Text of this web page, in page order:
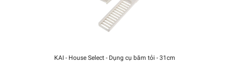
KAI - House Select - Dụng cụ băm tỏi - 31cm